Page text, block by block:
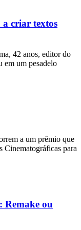
a criar textos
42 anos, editor do
em um pesadelo
a um prêmio que
Cinematográficas para
Remake ou